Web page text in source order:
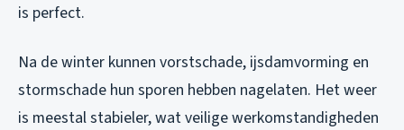
is perfect.
Na de winter kunnen vorstschade, ijsdamvorming en
stormschade hun sporen hebben nagelaten. Het weer
is meestal stabieler, wat veilige werkomstandigheden